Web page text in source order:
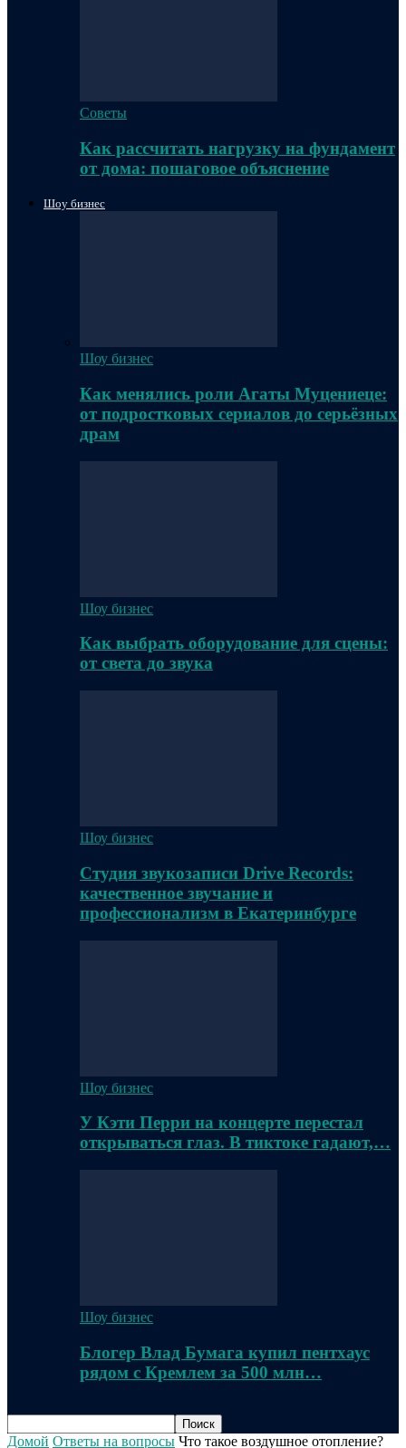
Советы
Как рассчитать нагрузку на фундамент
от дома: пошаговое объяснение
Шоу бизнес
Шоу бизнес
Как менялись роли Агаты Муцениеце:
от подростковых сериалов до серьёзных
драм
Шоу бизнес
Как выбрать оборудование для сцены:
от света до звука
Шоу бизнес
Студия звукозаписи Drive Records:
качественное звучание и
профессионализм в Екатеринбурге
Шоу бизнес
У Кэти Перри на концерте перестал
открываться глаз. В тиктоке гадают,…
Шоу бизнес
Блогер Влад Бумага купил пентхаус
рядом с Кремлем за 500 млн…
Домой Ответы на вопросы Что такое воздушное отопление?